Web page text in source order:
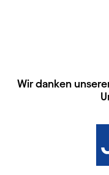
Wir danken